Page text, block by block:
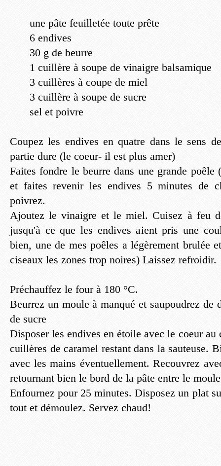
une pâte feuilletée toute prête
6 endives
30 g de beurre
1 cuillère à soupe de vinaigre balsamique
3 cuillères à coupe de miel
3 cuillère à soupe de sucre
sel et poivre
Coupez les endives en quatre dans le sens
partie dure (le coeur- il est plus amer)
Faites fondre le beurre dans une grande
et faites revenir les endives 5 minutes de
poivrez.
Ajoutez le vinaigre et le miel. Cuisez à feu
jusqu'à ce que les endives aient pris une
bien, une de mes poêles a légèrement brulée
ciseaux les zones trop noires) Laissez refroidir.
Préchauffez le four à 180 °C.
Beurrez un moule à manqué et saupoudrez de
de sucre
Disposer les endives en étoile avec le coeur au
cuillères de caramel restant dans la sauteuse.
avec les mains éventuellement. Recouvrez
retournant bien le bord de la pâte entre le
Enfournez pour 25 minutes. Disposez un plat
tout et démoulez. Servez chaud!